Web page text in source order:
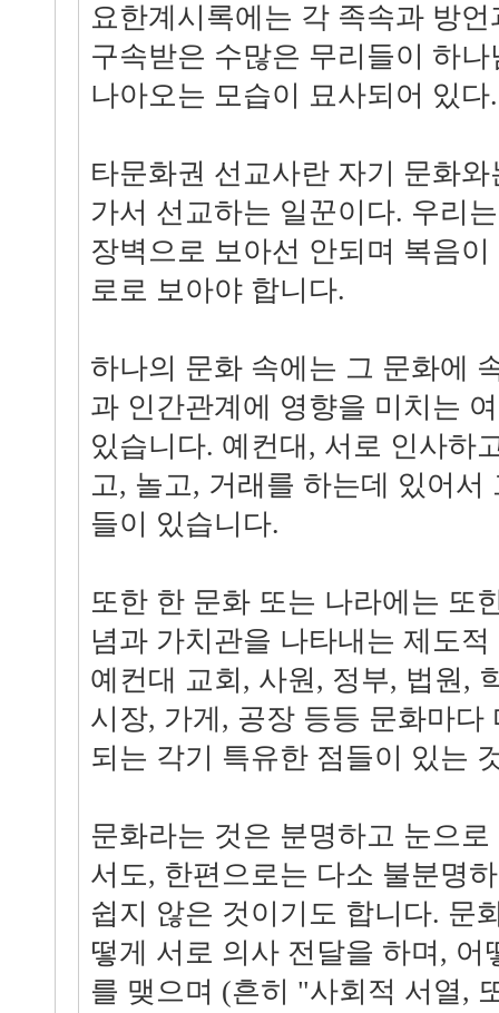
요한계시록에는 각 족속과 방
구속받은 수많은 무리들이 하
나아오는 모습이 묘사되어 있다
타문화권 선교사란 자기 문화
가서 선교하는 일꾼이다. 우리
장벽으로 보아선 안되며 복음
로로 보아야 합니다.
하나의 문화 속에는 그 문화에
과 인간관계에 영향을 미치는
있습니다. 예컨대, 서로 인사하
고, 놀고, 거래를 하는데 있어서
들이 있습니다.
또한 한 문화 또는 나라에는 또
념과 가치관을 나타내는 제도
예컨대 교회, 사원, 정부, 법원,
시장, 가게, 공장 등등 문화마다
되는 각기 특유한 점들이 있는
문화라는 것은 분명하고 눈으
서도, 한편으로는 다소 불분명
쉽지 않은 것이기도 합니다. 문
떻게 서로 의사 전달을 하며, 어
를 맺으며 (흔히 "사회적 서열,